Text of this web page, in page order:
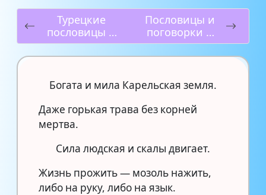
Турецкие
пословицы и
поговорки
Пословицы и
поговорки о
стыде и вине
Богата и мила Карельская земля.
Даже горькая трава без корней
мертва.
Сила людская и скалы двигает.
Жизнь прожить — мозоль нажить,
либо на руку, либо на язык.